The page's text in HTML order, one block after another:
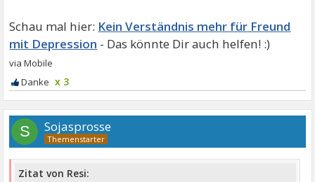
Kein Verständnis mehr für Freund
mit Depression
x 3
S Sojasprosse
Zitat von Resi: